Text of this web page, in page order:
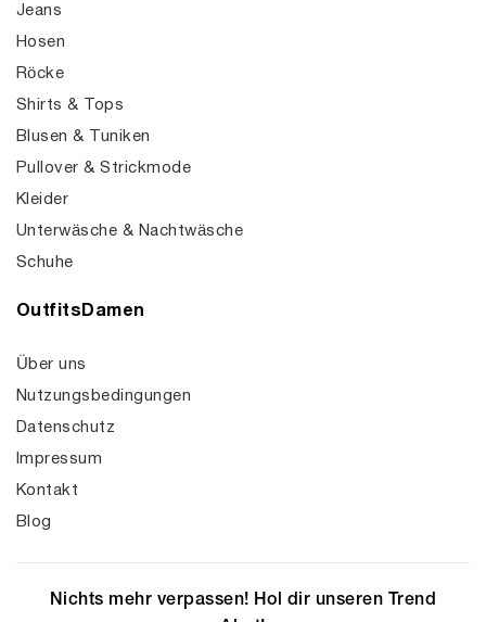
Jeans
Hosen
Röcke
Shirts & Tops
Blusen & Tuniken
Pullover & Strickmode
Kleider
Unterwäsche & Nachtwäsche
Schuhe
OutfitsDamen
Über uns
Nutzungsbedingungen
Datenschutz
Impressum
Kontakt
Blog
Nichts mehr verpassen! Hol dir unseren Trend